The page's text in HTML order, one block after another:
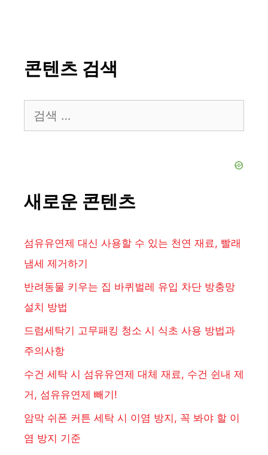
콘텐츠 검색
색:
새로운 콘텐츠
섬유유연제 대신 사용할 수 있는 천연 재료, 빨래
냄세 제거하기
반려동물 키우는 집 바퀴벌레 유입 차단 방충망
설치 방법
드럼세탁기 고무패킹 청소 시 식초 사용 방법과
주의사항
수건 세탁 시 섬유유연제 대체 재료, 수건 쉰내 제
거, 섬유유연제 빼기!
암막 쉬폰 커튼 세탁 시 이염 방지, 꼭 봐야 할 이
염 방지 기준